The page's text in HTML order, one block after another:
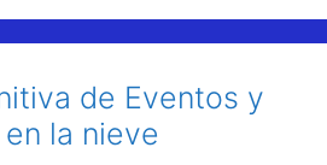
de Eventos y
la nieve